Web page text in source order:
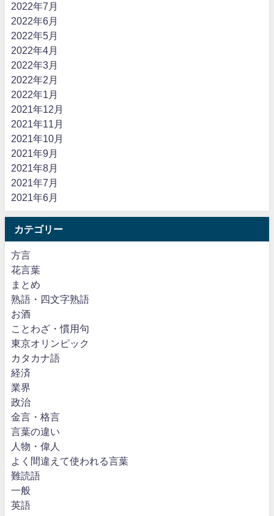
2022年7月
2022年6月
2022年5月
2022年4月
2022年3月
2022年2月
2022年1月
2021年12月
2021年11月
2021年10月
2021年9月
2021年8月
2021年7月
2021年6月
カテゴリー
方言
花言葉
まとめ
熟語・四文字熟語
お酒
ことわざ・慣用句
東京オリンピック
カタカナ語
経済
業界
政治
金言・格言
言葉の違い
人物・偉人
よく間違えて使われる言葉
難読語
一般
英語